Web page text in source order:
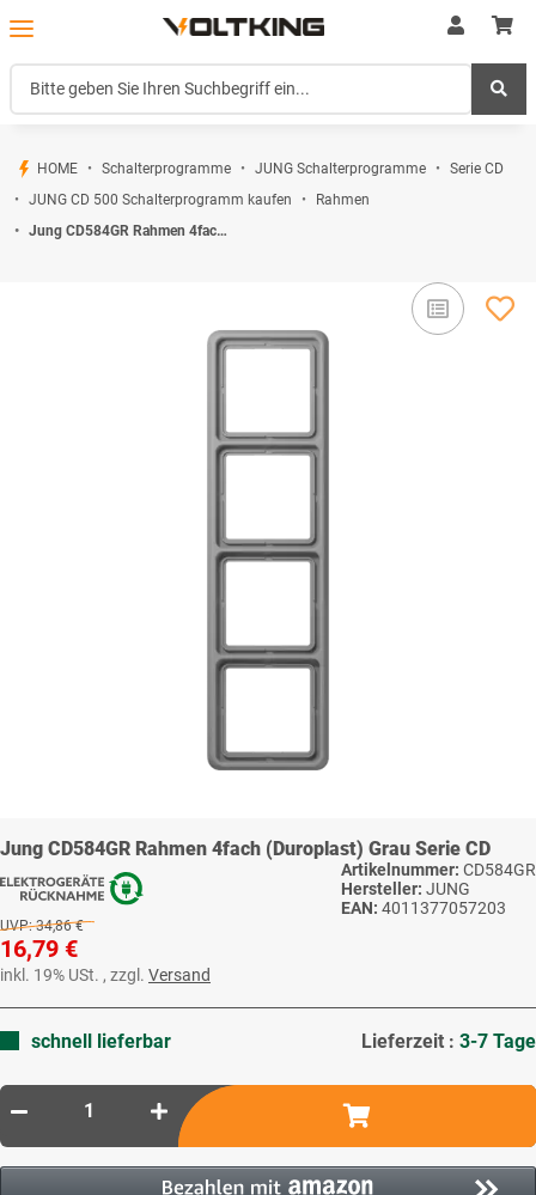
HOME Schalterprogramme JUNG Schalterprogramme
Serie CD
JUNG CD 500 Schalterprogramm kaufen
Rahmen
Jung CD584GR Rahmen 4fach (Duroplast) Grau Serie CD
Jung CD584GR Rahmen 4fach (Duroplast) Grau Serie CD
Artikelnummer: CD584GR
Hersteller: JUNG
EAN: 4011377057203
UVP: 34,86 €
16,79 €
inkl. 19% USt. , zzgl. Versand
schnell lieferbar Lieferzeit : 3-7 Tage